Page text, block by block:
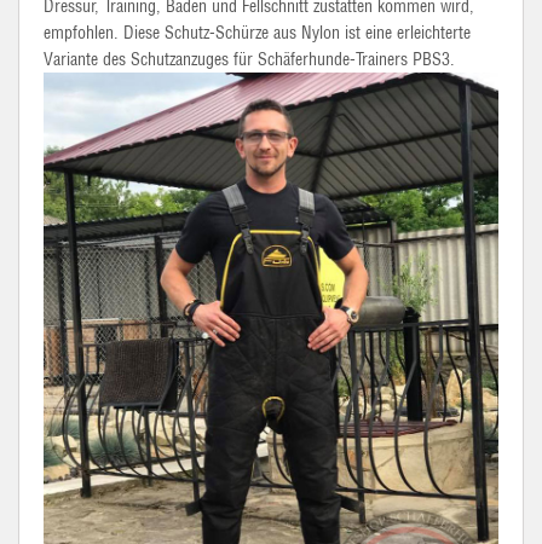
Dressur, Training, Baden und Fellschnitt zustatten kommen wird,
empfohlen. Diese Schutz-Schürze aus Nylon ist eine erleichterte
Variante des Schutzanzuges für Schäferhunde-Trainers PBS3.